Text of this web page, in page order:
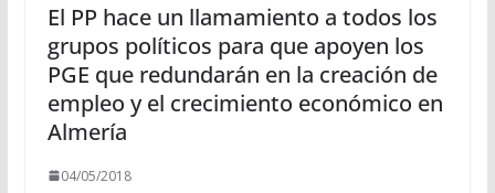
El PP hace un llamamiento a todos los
grupos políticos para que apoyen los
PGE que redundarán en la creación de
empleo y el crecimiento económico en
Almería
04/05/2018